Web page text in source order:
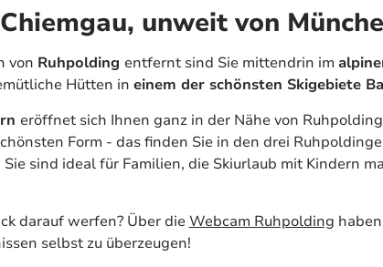
unweit von
von Ruhpolding entfernt sind Sie mittendrin im
Hütten in einem der schönsten Skigebiete
eröffnet sich Ihnen ganz in der Nähe von
Form - das finden Sie in den drei
Sie sind ideal für Familien, die Skiurlaub mit Kindern
darauf werfen? Über dieWebcam Ruhpolding
selbst zu überzeugen!